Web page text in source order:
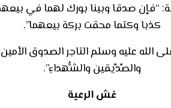
“فإن صدقا وبينا بورك لهما في
كذبا وكتما محقت بركة بيعهما”.
عليه وسلم التاجر الصدوق
والصِّدِّيقين والشُّهداءِ”.
غش الرعية